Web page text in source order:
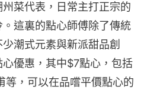
菜代表，日常主打正宗的
這裏的點心師傅除了傳統
潮式元素與新派甜品創
優惠，其中$7點心，包括
等，可以在品嚐平價點心的